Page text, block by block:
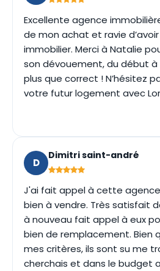
Excellente agence
de mon achat et ravie
immobilier. Merci à Natalie
son dévouement, du début à
plus que correct ! N’hésitez
votre futur logement avec
D
Dimitri saint-andré
J'ai fait appel à cette
bien à vendre. Très satisfait
à nouveau fait appel à eux
bien de remplacement. Bien
mes critères, ils sont su me
cherchais et dans le budget